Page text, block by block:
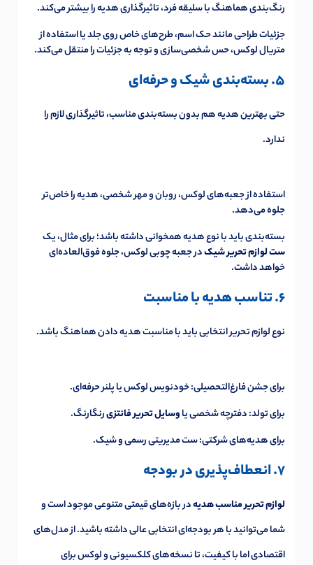
رنگ‌بندی هماهنگ با سلیقه فرد، تاثیرگذاری هدیه را بیشتر می‌کند.
جزئیات طراحی مانند حک اسم، طرح‌های خاص روی جلد یا استفاده از
متریال لوکس، حس شخصی‌سازی و توجه به جزئیات را منتقل می‌کند.
5. بسته‌بندی شیک و حرفه‌ای
حتی بهترین هدیه هم بدون بسته‌بندی مناسب، تاثیرگذاری لازم را
ندارد.
استفاده از جعبه‌های لوکس، روبان و مهر شخصی، هدیه را خاص‌تر
جلوه می‌دهد.
بسته‌بندی باید با نوع هدیه همخوانی داشته باشد؛ برای مثال، یک
ست لوازم تحریر شیکدر جعبه چوبی لوکس، جلوه فوق‌العاده‌ای
خواهد داشت.
6. تناسب هدیه با مناسبت
نوع لوازم تحریر انتخابی باید با مناسبت هدیه دادن هماهنگ باشد.
برای جشن فارغ‌التحصیلی: خودنویس لوکس یا پلنر حرفه‌ای.
برای تولد: دفترچه شخصی یاوسایل تحریر فانتزیرنگارنگ.
برای هدیه‌های شرکتی: ست مدیریتی رسمی و شیک.
7. انعطاف‌پذیری در بودجه
لوازم تحریر مناسب هدیهدر بازه‌های قیمتی متنوعی موجود است و
شما می‌توانید با هر بودجه‌ای انتخابی عالی داشته باشید. از مدل‌های
اقتصادی اما با کیفیت، تا نسخه‌های کلکسیونی و لوکس برای